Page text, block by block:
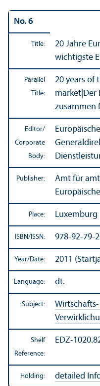
No. 6
Title:
20 Jahre
wichtigste
Parallel
Title:
20 years of
market Der
zusammen
Editor/
Corporate
Body:
Publisher:
Amt für
Place: Luxemburg
ISBN/ISSN: 978-92-79-
Year/Date: 2011
Language: dt.
Subject:
Shelf
Reference:
EDZ-
Holding: detailed